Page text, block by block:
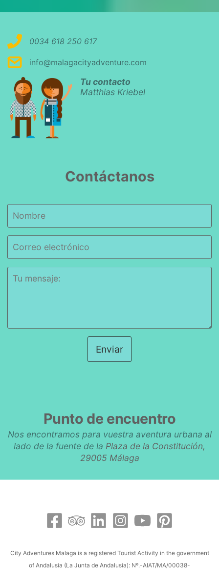
0034 618 250 617
info@malagacityadventure.com
Tu contacto
Matthias Kriebel
Contáctanos
Enviar
Punto de encuentro
Nos encontramos para vuestra aventura urbana al
lado de la fuente de la Plaza de la Constitución,
29005 Málaga
City Adventures Malaga is a registered Tourist Activity in the government
of Andalusia (La Junta de Andalusia): Nº.-AIAT/MA/00038-